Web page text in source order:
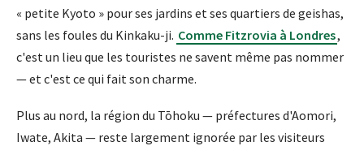
« petite Kyoto » pour ses jardins et ses quartiers de geishas,
sans les foules du Kinkaku-ji. Comme Fitzrovia à Londres,
c'est un lieu que les touristes ne savent même pas nommer
— et c'est ce qui fait son charme.
Plus au nord, la région du Tōhoku — préfectures d'Aomori,
Iwate, Akita — reste largement ignorée par les visiteurs